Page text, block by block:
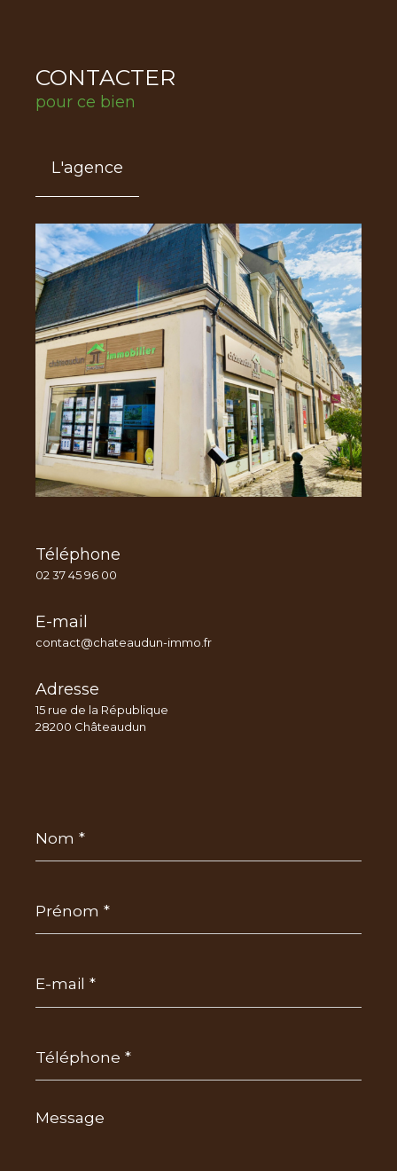
CONTACTER
pour ce bien
L'agence
Téléphone
02 37 45 96 00
E-mail
contact@chateaudun-immo.fr
Adresse
15 rue de la République
28200 Châteaudun
*
*
mail
*
Message
*